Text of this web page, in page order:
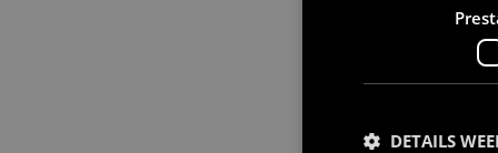
Bolk
Bestel via
DETAILS